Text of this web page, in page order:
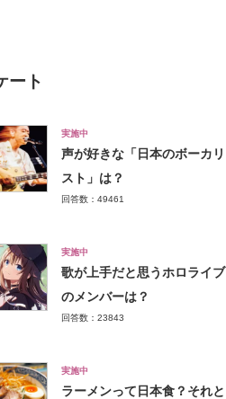
ート
実施中
声が好きな「日本のボーカリ
スト」は？
回答数：49461
実施中
歌が上手だと思うホロライブ
のメンバーは？
回答数：23843
実施中
ラーメンって日本食？それと